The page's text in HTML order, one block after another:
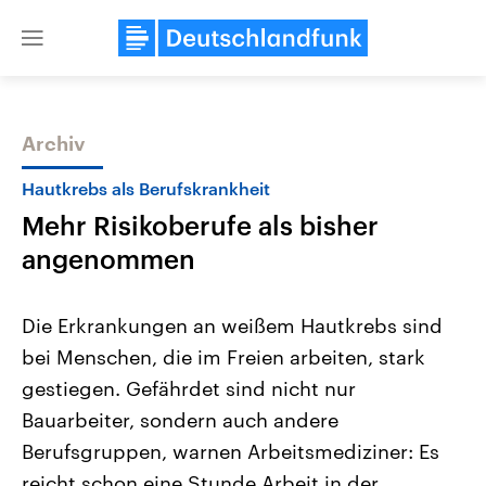
Close
Themen
Landtagswahl Sachsen-Anhalt
2026
Alle Informationen
Sachsen-Anhalt wählt am 6.
September 2026 einen neuen
Landtag. Seit 2021 wird das
Bundesland von einer Koalition aus
USA
Aktuelle Beiträge,
Hintergründe
Wirtschaftlich und
gehören die Vereinigten
den mächtigsten Ländern
mit großem Einfluss auf
Archiv
Hautkrebs als Berufskrankheit
Mehr Risikoberufe als bisher
angenommen
Die Erkrankungen an weißem Hautkrebs sind
bei Menschen, die im Freien arbeiten, stark
gestiegen. Gefährdet sind nicht nur
Bauarbeiter, sondern auch andere
Berufsgruppen, warnen Arbeitsmediziner: Es